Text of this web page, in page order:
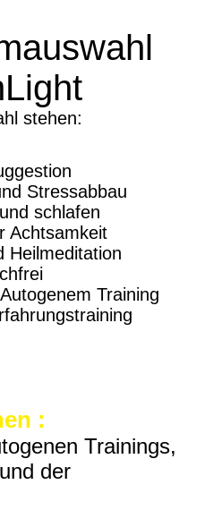
stehen:
Stressabbau
schlafen
Achtsamkeit
Heilmeditation
Training
:
Trainings,
der